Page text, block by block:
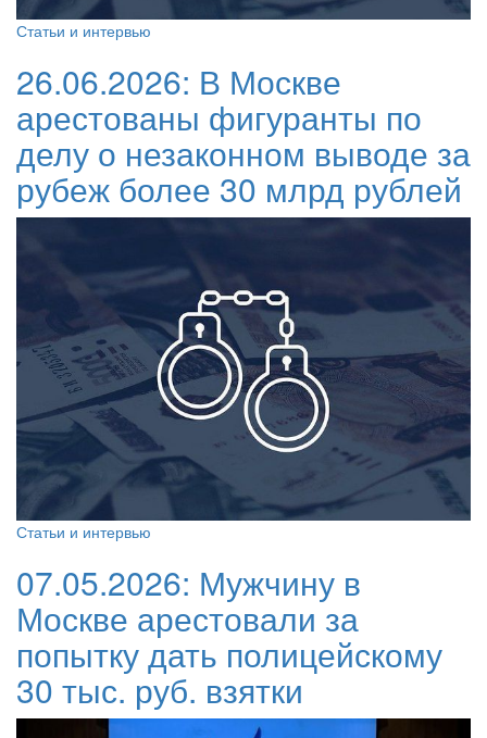
Статьи и интервью
26.06.2026: В Москве
арестованы фигуранты по
делу о незаконном выводе за
рубеж более 30 млрд рублей
Статьи и интервью
07.05.2026: Мужчину в
Москве арестовали за
попытку дать полицейскому
30 тыс. руб. взятки